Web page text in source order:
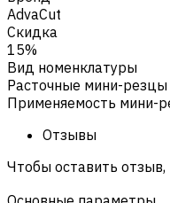
AdvaCut
Скидка
15%
Вид номенклатуры
Расточные мини-резцы
Применяемость мини-
Отзывы
Чтобы оставить